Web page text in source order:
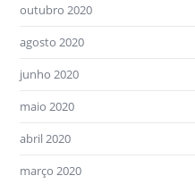
outubro 2020
agosto 2020
junho 2020
maio 2020
abril 2020
março 2020